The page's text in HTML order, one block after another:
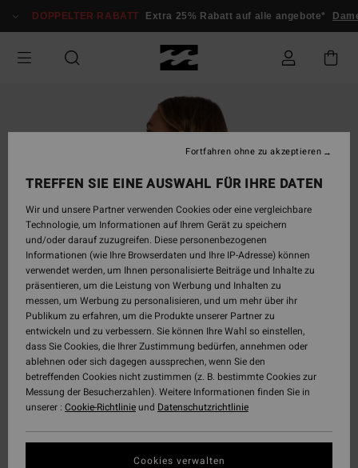
zur
springen
DOPPELTER RABATT Extra 25% Rabatt auf alle angebote*
TREFFEN SIE EINE AUSWAHL FÜR IHRE DATEN
Wir und unsere Partner verwenden Cookies oder eine vergleichbare
Technologie, um Informationen auf Ihrem Gerät zu speichern
und/oder darauf zuzugreifen. Diese personenbezogenen
Informationen (wie Ihre Browserdaten und Ihre IP-Adresse) können
verwendet werden, um Ihnen personalisierte Beiträge und Inhalte zu
präsentieren, um die Leistung von Werbung und Inhalten zu
messen, um Werbung zu personalisieren, und um mehr über ihr
Publikum zu erfahren, um die Produkte unserer Partner zu
entwickeln und zu verbessern. Sie können Ihre Wahl so einstellen,
dass Sie Cookies, die Ihrer Zustimmung bedürfen, annehmen oder
ablehnen oder sich dagegen aussprechen, wenn Sie den
betreffenden Cookies nicht zustimmen (z. B. bestimmte Cookies zur
Messung der Besucherzahlen). Weitere Informationen finden Sie in
unserer : Cookie-Richtlinieund Datenschutzrichtlinie
Cookies verwalten
Fortfahren ohne zu akzeptieren